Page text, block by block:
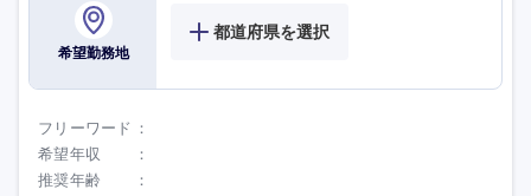
希望勤務地
都道府県を選択
フリーワード
希望年収
推奨年齢